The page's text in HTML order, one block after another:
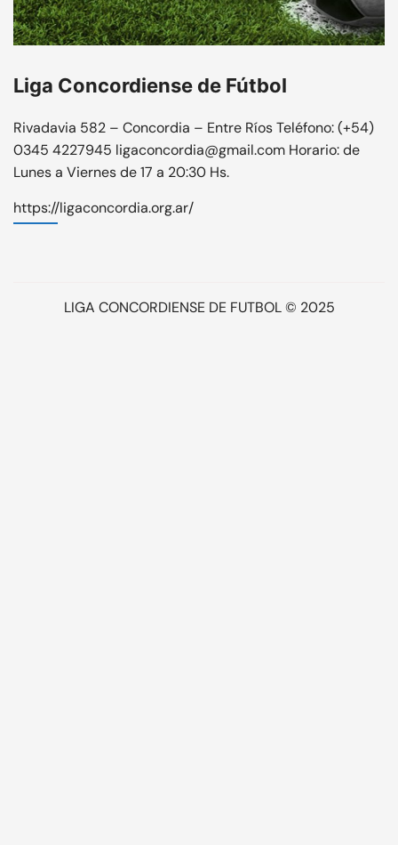
Liga Concordiense de Fútbol
Rivadavia 582 – Concordia – Entre Ríos Teléfono: (+54)
0345 4227945 ligaconcordia@gmail.com Horario: de
Lunes a Viernes de 17 a 20:30 Hs.
https://ligaconcordia.org.ar/
LIGA CONCORDIENSE DE FUTBOL © 2025